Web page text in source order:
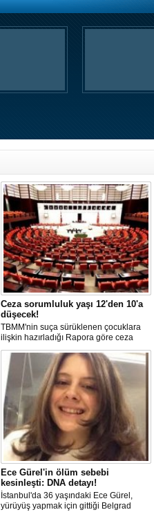
Ceza sorumluluk yaşı 12'den 10'a
düşecek!
TBMM'nin suça sürüklenen çocuklara
ilişkin hazırladığı Rapora göre ceza
sorumluluğu yaşının; 12'den 10'a
düşürülmesi planlanıyor.
Ece Gürel'in ölüm sebebi
kesinleşti: DNA detayı!
İstanbul'da 36 yaşındaki Ece Gürel,
yürüyüş yapmak için gittiği Belgrad